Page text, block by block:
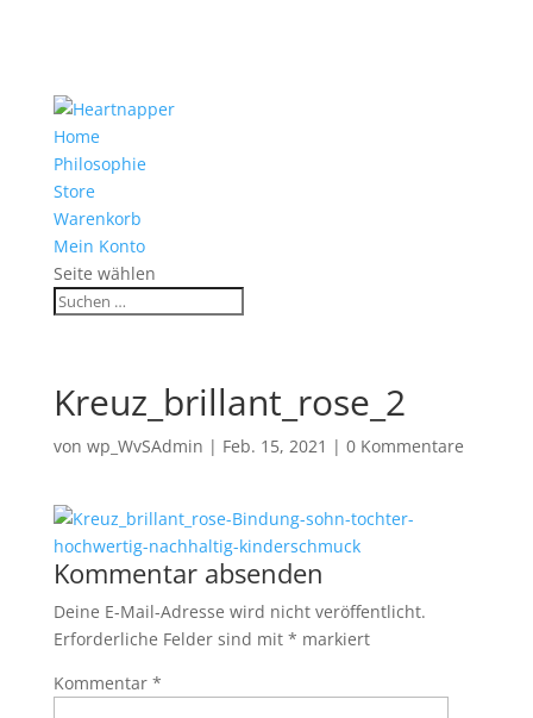
Home
Philosophie
Store
Warenkorb
Mein Konto
Seite wählen
Kreuz_brillant_rose_2
von wp_WvSAdmin | Feb. 15, 2021 | 0 Kommentare
Kommentar absenden
Deine E-Mail-Adresse wird nicht veröffentlicht.
Erforderliche Felder sind mit * markiert
Kommentar *